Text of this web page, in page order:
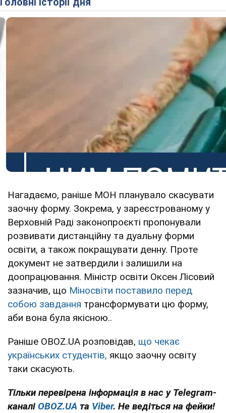
Нагадаємо, раніше МОН планувало скасувати
заочну форму. Зокрема, у зареєстрованому у
Верховній Раді законопроєкті пропонували
розвивати дистанційну та дуальну форми
освіти, а також покращувати денну. Проте
документ не затвердили і залишили на
доопрацювання. Міністр освіти Оксен Лісовий
зазначив, що Міносвіти поставило перед
собою завдання трансформувати цю форму,
аби вона була якісною..
Раніше OBOZ.UA розповідав, що чекає
українських студентів, якщо заочну освіту
таки скасують.
Тільки перевірена інформація в нас у Telegram-
каналі OBOZ.UA та Viber. Не ведіться на фейки!